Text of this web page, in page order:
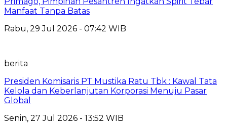
Manfaat Tanpa Batas
Rabu, 29 Jul 2026 - 07:42 WIB
berita
Presiden Komisaris PT Mustika Ratu Tbk : Kawal Tata
Kelola dan Keberlanjutan Korporasi Menuju Pasar
Global
Senin, 27 Jul 2026 - 13:52 WIB